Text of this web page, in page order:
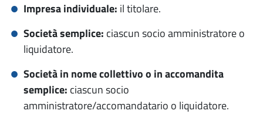
Impresa individuale: il titolare.
Società semplice: ciascun socio amministratore o
liquidatore.
Società in nome collettivo o in accomandita
semplice: ciascun socio
amministratore/accomandatario o liquidatore.